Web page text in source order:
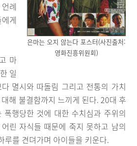
은마는 오지 않는다 포스터(사진출처:
영화진흥위원회)
례
게
마
일
멸시와 따돌림 그리고 전통의 가치
해 불결함까지 느끼게 된다. 20대 후
행당한 것에 대한 수치심과 주위의
린 자식들 때문에 죽지 못하고 남의
루를 견뎌가며 아이들을 키운다.